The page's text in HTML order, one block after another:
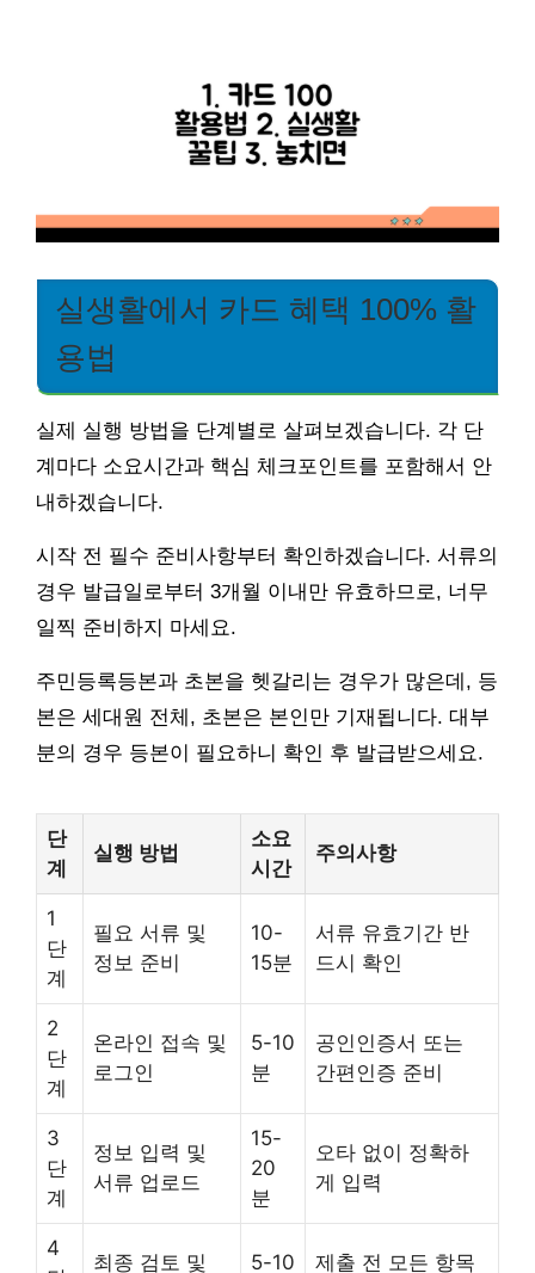
실생활에서 카드 혜택 100% 활
용법
실제 실행 방법을 단계별로 살펴보겠습니다. 각 단
계마다 소요시간과 핵심 체크포인트를 포함해서 안
내하겠습니다.
시작 전 필수 준비사항부터 확인하겠습니다. 서류의
경우 발급일로부터 3개월 이내만 유효하므로, 너무
일찍 준비하지 마세요.
주민등록등본과 초본을 헷갈리는 경우가 많은데, 등
본은 세대원 전체, 초본은 본인만 기재됩니다. 대부
분의 경우 등본이 필요하니 확인 후 발급받으세요.
단
계
실행 방법
소요
시간
주의사항
1
단
계
필요 서류 및
정보 준비
10-
15분
서류 유효기간 반
드시 확인
2
단
계
온라인 접속 및
로그인
5-10
분
공인인증서 또는
간편인증 준비
3
단
계
정보 입력 및
서류 업로드
15-
20
분
오타 없이 정확하
게 입력
4
최종 검토 및 5-10 제출 전 모든 항목